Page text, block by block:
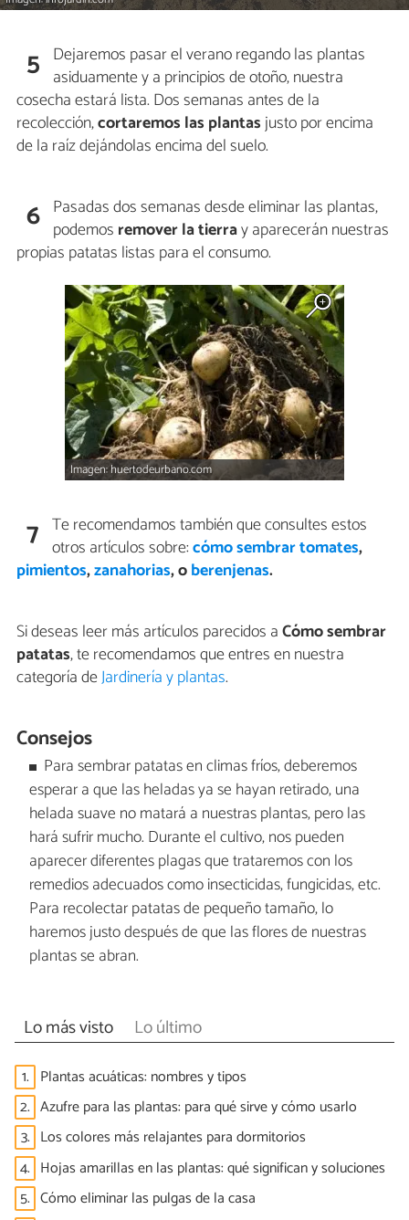
5 Dejaremos pasar el verano regando las plantas
asiduamente y a principios de otoño, nuestra
cosecha estará lista. Dos semanas antes de la
recolección,cortaremos las plantasjusto por encima
de la raíz dejándolas encima del suelo.
6 Pasadas dos semanas desde eliminar las plantas,
podemos remover la tierray aparecerán nuestras
propias patatas listas para el consumo.
Imagen: huertodeurbano.com
7 Te recomendamos también que consultes estos
otros artículos sobre:cómo sembrar tomates,
pimientos,zanahorias, oberenjenas.
Si deseas leer más artículos parecidos aCómo sembrar
patatas, te recomendamos que entres en nuestra
categoría deJardinería y plantas.
Consejos
Para sembrar patatas en climas fríos, deberemos
esperar a que las heladas ya se hayan retirado, una
helada suave no matará a nuestras plantas, pero las
hará sufrir mucho. Durante el cultivo, nos pueden
aparecer diferentes plagas que trataremos con los
remedios adecuados como insecticidas, fungicidas, etc.
Para recolectar patatas de pequeño tamaño, lo
haremos justo después de que las flores de nuestras
plantas se abran.
Lo más visto Lo último
1. Plantas acuáticas: nombres y tipos
2. Azufre para las plantas: para qué sirve y cómo usarlo
3. Los colores más relajantes para dormitorios
4. Hojas amarillas en las plantas: qué significan y soluciones
5. Cómo eliminar las pulgas de la casa